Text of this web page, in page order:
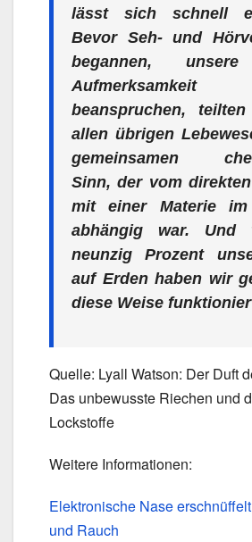
lässt sich schnell
Bevor Seh- und
begannen,
beanspruchen,
allen übrigen
gemeinsamen
Sinn, der vom
mit einer Materie im
abhängig war. Und
neunzig Prozent
auf Erden haben wir
diese Weise
Quelle: Lyall Watson: Der Duft
Das unbewusste Riechen und
Lockstoffe
Weitere Informationen:
Elektronische Nase
und Rauch